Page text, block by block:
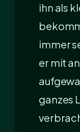
ihn als
immer
er mit
ganzes